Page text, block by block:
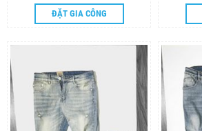
ĐẶT GIA CÔNG